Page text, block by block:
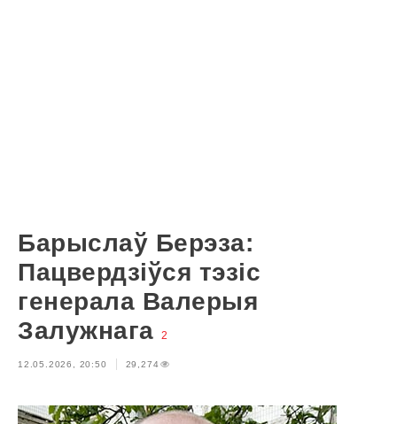
Барыслаў Берэза:
Пацвердзіўся тэзіс
генерала Валерыя
Залужнага
2
12.05.2026, 20:50 29,274